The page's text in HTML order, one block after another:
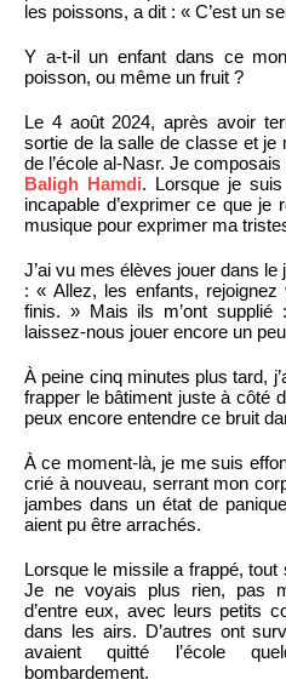
les poissons, a dit : « C’est un
Y a-t-il un enfant dans ce
poisson, ou même un fruit ?
Le 4 août 2024, après avoir
sortie de la salle de classe et je
de l’école al-Nasr. Je
Baligh Hamdi. Lorsque je
incapable d’exprimer ce que
musique pour exprimer ma
J’ai vu mes élèves jouer dans le
: « Allez, les enfants,
finis. » Mais ils m’ont supplié
laissez-nous jouer encore un
À peine cinq minutes plus tard,
frapper le bâtiment juste à côté
peux encore entendre ce bruit
À ce moment-là, je me suis
crié à nouveau, serrant mon
jambes dans un état de
aient pu être arrachés.
Lorsque le missile a frappé, tout
Je ne voyais plus rien, pas
d’entre eux, avec leurs petits
dans les airs. D’autres ont
avaient quitté l’école
bombardement.